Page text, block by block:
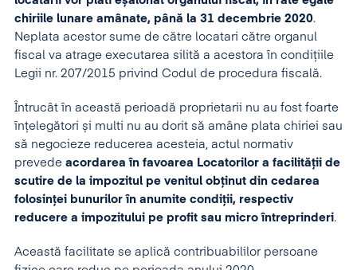
chiriile lunare amânate, până la 31 decembrie 2020.
Neplata acestor sume de către locatari către organul
fiscal va atrage executarea silită a acestora în condițiile
Legii nr. 207/2015 privind Codul de procedura fiscală.
Întrucât în această perioadă proprietarii nu au fost foarte
înțelegători și multi nu au dorit să amâne plata chiriei sau
să negocieze reducerea acesteia, actul normativ
prevede acordarea în favoarea Locatorilor a facilității de
scutire de la impozitul pe venitul obținut din cedarea
folosinței bunurilor în anumite condiții, respectiv
reducere a impozitului pe profit sau micro întreprinderi.
Această facilitate se aplică contribuabililor persoane